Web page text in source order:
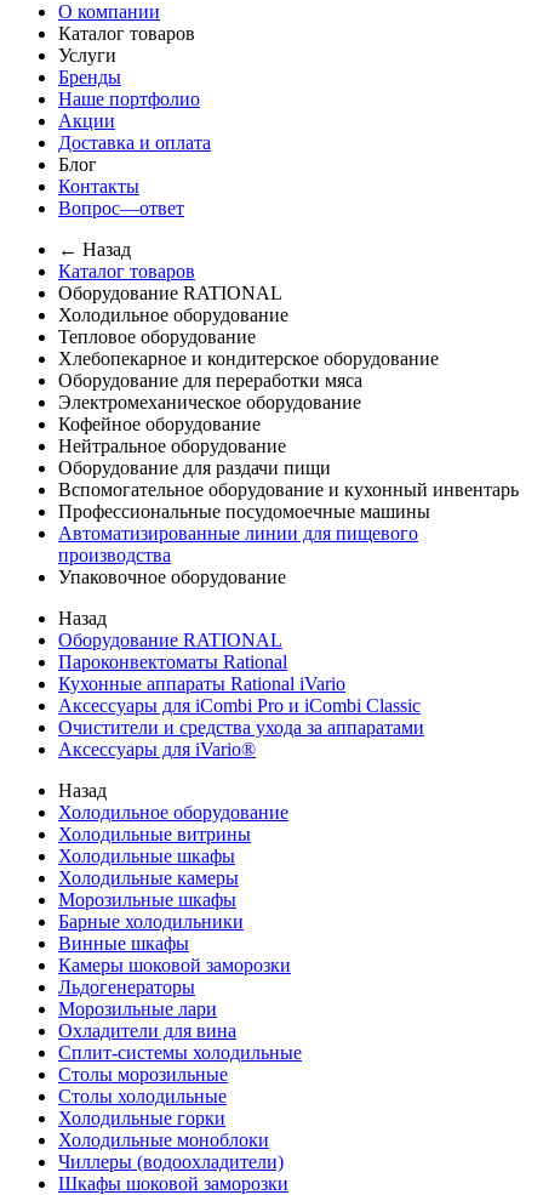
О компании
Каталог товаров
Услуги
Бренды
Наше портфолио
Акции
Доставка и оплата
Блог
Контакты
Вопрос—ответ
← Назад
Каталог товаров
Оборудование RATIONAL
Холодильное оборудование
Тепловое оборудование
Хлебопекарное и кондитерское оборудование
Оборудование для переработки мяса
Электромеханическое оборудование
Кофейное оборудование
Нейтральное оборудование
Оборудование для раздачи пищи
Вспомогательное оборудование и кухонный инвентарь
Профессиональные посудомоечные машины
Автоматизированные линии для пищевого
производства
Упаковочное оборудование
Назад
Оборудование RATIONAL
Пароконвектоматы Rational
Кухонные аппараты Rational iVario
Аксессуары для iCombi Pro и iCombi Classic
Очистители и средства ухода за аппаратами
Аксессуары для iVario®
Назад
Холодильное оборудование
Холодильные витрины
Холодильные шкафы
Холодильные камеры
Морозильные шкафы
Барные холодильники
Винные шкафы
Камеры шоковой заморозки
Льдогенераторы
Морозильные лари
Охладители для вина
Сплит-системы холодильные
Столы морозильные
Столы холодильные
Холодильные горки
Холодильные моноблоки
Чиллеры (водоохладители)
Шкафы шоковой заморозки